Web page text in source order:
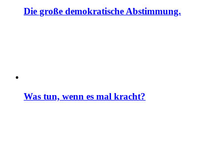
Die große demokratische Abstimmung.
Was tun, wenn es mal kracht?